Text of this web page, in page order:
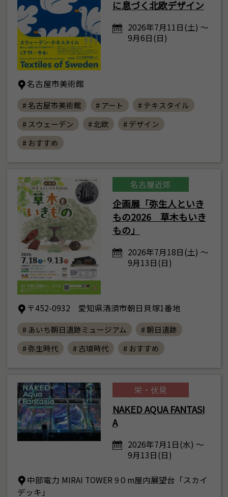
に息づく北欧デザイン
2026年7月11日(土) ～
9月6日(日)
名古屋市美術館
# 名古屋市美術館 # アート
# テキスタイル
# スウェーデン
# 北欧
# デザイン
# おすすめ
名古屋近郊
企画展「弥生人といき
もの2026 草木もいき
もの」
2026年7月18日(土) ～
9月13日(日)
〒452-0932 愛知県清須市朝日貝塚1番地
# あいち朝日遺跡ミュージアム
# 朝日遺跡
# 弥生時代
# 古墳時代 # おすすめ
栄・伏見
NAKED AQUA FANTASI
A
2026年7月1日(水) ～
9月13日(日)
中部電力 MIRAI TOWER 9０m屋内展望台「スカイ
デッキ」